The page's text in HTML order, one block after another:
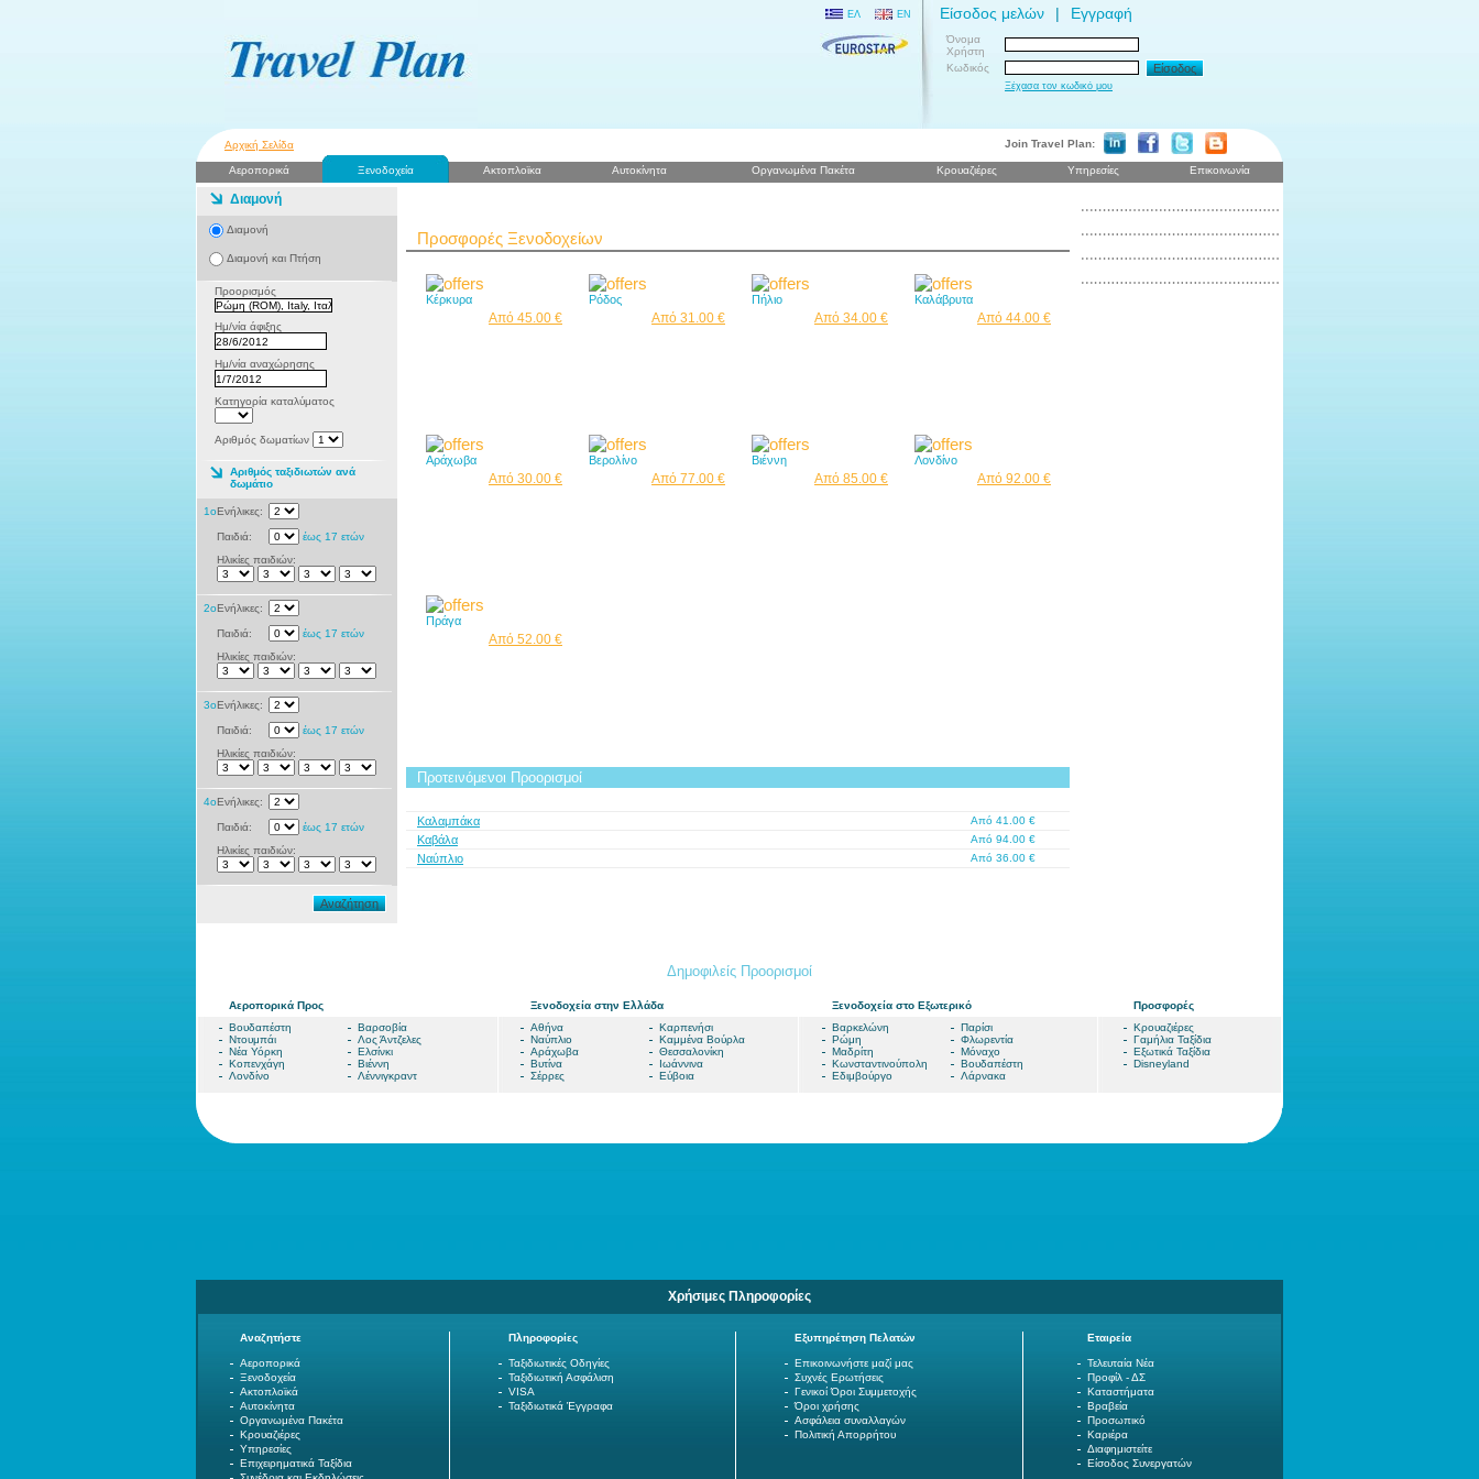
ΕΛ EN Είσοδος μελών | Εγγραφή
Όνομα
Χρήστη
Κωδικός
Είσοδος
Ξέχασα τον κωδικό μου
Αρχική Σελίδα Join Travel Plan:
Αεροπορικά Ξενοδοχεία Ακτοπλοϊκα Αυτοκίνητα Οργανωμένα Πακέτα Κρουαζιέρες Υπηρεσίες Επικοινωνία
Διαμονή
Διαμονή
Διαμονή και Πτήση
Προορισμός
Ημ/νία άφιξης
Ημ/νία αναχώρησης
Κατηγορία καταλύματος
Αριθμός δωματίων
Αριθμός ταξιδιωτών ανά
δωμάτιο
1οΕνήλικες:
Παιδιά:
έως 17 ετών
Ηλικίες παιδιών:
2οΕνήλικες:
Παιδιά:
έως 17 ετών
Ηλικίες παιδιών:
3οΕνήλικες:
Παιδιά:
έως 17 ετών
Ηλικίες παιδιών:
4οΕνήλικες:
Παιδιά:
έως 17 ετών
Ηλικίες παιδιών:
Αναζήτηση
Προσφορές Ξενοδοχείων
Κέρκυρα
Από 45.00 €
Ρόδος
Από 31.00 €
Πήλιο
Από 34.00 €
Καλάβρυτα
Από 44.00 €
Αράχωβα
Από 30.00 €
Βερολίνο
Από 77.00 €
Βιέννη
Από 85.00 €
Λονδίνο
Από 92.00 €
Πράγα
Από 52.00 €
Προτεινόμενοι Προορισμοί
Καλαμπάκα Από 41.00 €
Καβάλα Από 94.00 €
Ναύπλιο Από 36.00 €
Δημοφιλείς Προορισμοί
Αεροπορικά Προς
Βουδαπέστη
Βαρσοβία
Ντουμπάι
Λος Άντζελες
Νέα Υόρκη
Ελσίνκι
Κοπενχάγη
Βιέννη
Λονδίνο
Λέννιγκραντ
Ξενοδοχεία στην Ελλάδα
Αθήνα
Καρπενήσι
Ναύπλιο
Καμμένα Βούρλα
Αράχωβα
Θεσσαλονίκη
Βυτίνα
Ιωάννινα
Σέρρες
Εύβοια
Ξενοδοχεία στο Εξωτερικό
Βαρκελώνη
Παρίσι
Ρώμη
Φλωρεντία
Μαδρίτη
Μόναχο
Κωνσταντινούπολη
Βουδαπέστη
Εδιμβούργο
Λάρνακα
Προσφορές
Κρουαζιέρες
Γαμήλια Ταξίδια
Εξωτικά Ταξίδια
Disneyland
Χρήσιμες Πληροφορίες
Αναζητήστε
Αεροπορικά
Ξενοδοχεία
Ακτοπλοϊκά
Αυτοκίνητα
Οργανωμένα Πακέτα
Κρουαζιέρες
Υπηρεσίες
Επιχειρηματικά Ταξίδια
Πληροφορίες
Ταξιδιωτικές Οδηγίες
Ταξιδιωτική Ασφάλιση
VISA
Ταξιδιωτικά Έγγραφα
Εξυπηρέτηση Πελατών
Επικοινωνήστε μαζί μας
Συχνές Ερωτήσεις
Γενικοί Όροι Συμμετοχής
Όροι χρήσης
Ασφάλεια συναλλαγών
Πολιτική Απορρήτου
Εταιρεία
Τελευταία Νέα
Προφίλ - ΔΣ
Καταστήματα
Βραβεία
Προσωπικό
Καριέρα
Διαφημιστείτε
Είσοδος Συνεργατών